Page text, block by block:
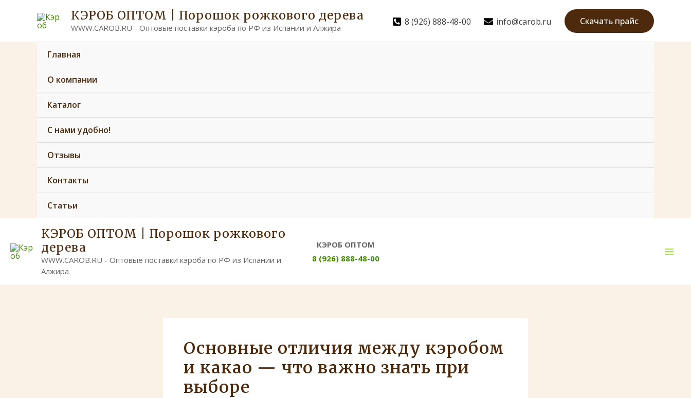
КЭРОБ ОПТОМ | Порошок рожкового дерева
WWW.CAROB.RU - Оптовые поставки кэроба по РФ из Испании и Алжира
8 (926) 888-48-00 info@carob.ru Скачать прайс
Главная
О компании
Каталог
С нами удобно!
Отзывы
Контакты
Статьи
КЭРОБ ОПТОМ | Порошок рожкового
дерева
WWW.CAROB.RU - Оптовые поставки кэроба по РФ из Испании и
Алжира
КЭРОБ ОПТОМ
8 (926) 888-48-00
Основные отличия между кэробом
и какао — что важно знать при
выборе
navigation